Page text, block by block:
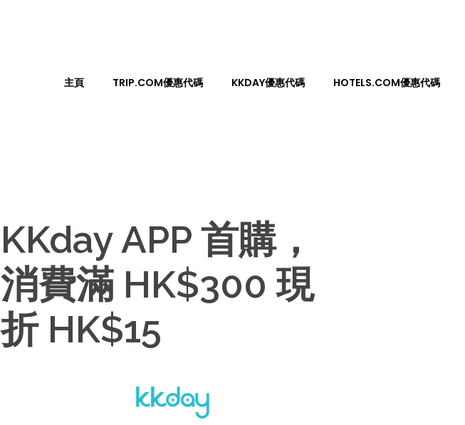
主頁 TRIP.COM優惠代碼 KKDAY優惠代碼 HOTELS.COM優惠代碼
KKday APP 首購，
消費滿 HK$300 現
折 HK$15